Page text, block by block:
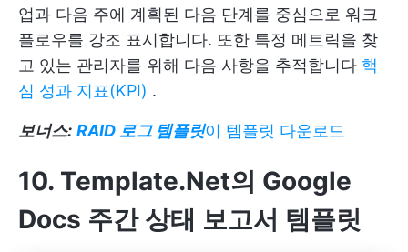
업과 다음 주에 계획된 다음 단계를 중심으로 워크
플로우를 강조 표시합니다. 또한 특정 메트릭을 찾
고 있는 관리자를 위해 다음 사항을 추적합니다 핵
심 성과 지표(KPI) .
보너스: RAID 로그 템플릿이 템플릿 다운로드
10. Template.Net의 Google
Docs 주간 상태 보고서 템플릿